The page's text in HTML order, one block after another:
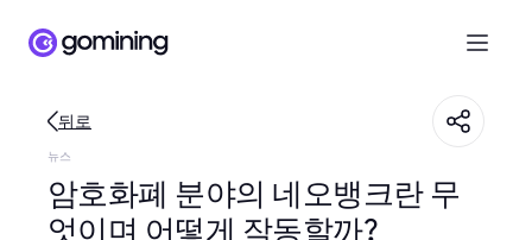
뒤로
뉴스
암호화폐 분야의 네오뱅크란 무
엇이며 어떻게 작동할까?